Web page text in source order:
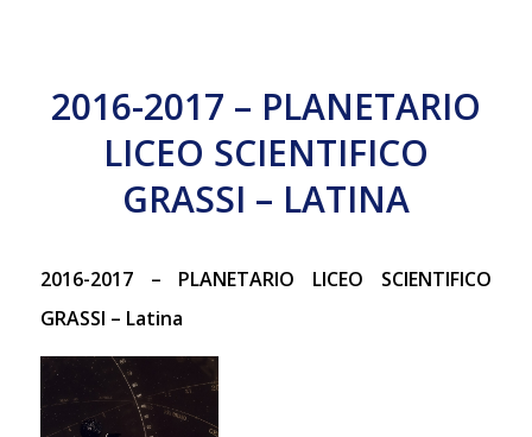
2016-2017 – PLANETARIO
LICEO SCIENTIFICO
GRASSI – LATINA
2016-2017 – PLANETARIO LICEO SCIENTIFICO
GRASSI – Latina